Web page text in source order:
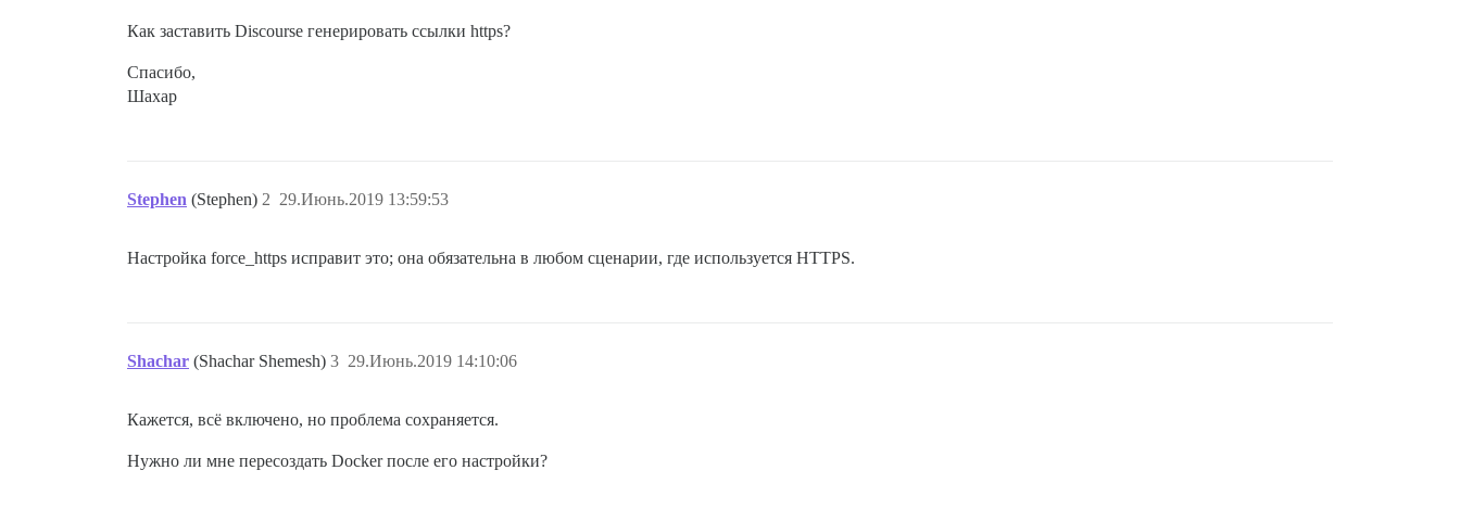
Как заставить Discourse генерировать ссылки https?
Спасибо,
Шахар
Stephen (Stephen) 29.Июнь.2019 13:59:53
2
Настройка force_https исправит это; она обязательна в любом сценарии, где используется HTTPS.
Shachar (Shachar Shemesh) 29.Июнь.2019 14:10:06
3
Кажется, всё включено, но проблема сохраняется.
Нужно ли мне пересоздать Docker после его настройки?